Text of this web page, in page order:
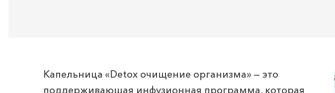
Капельница «Detox очищение организма» — это
поддерживающая инфузионная программа, которая